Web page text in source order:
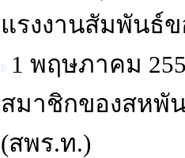
แรงงานสัมพันธ์
1 พฤษภาคม
สมาชิกของสหพั
(สพร.ท.)